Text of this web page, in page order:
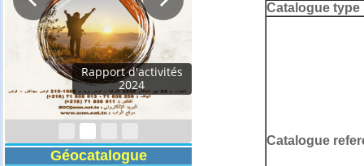
Programmes
Techniques 2026
Géocatalogue
Catalogue type
Catalogue